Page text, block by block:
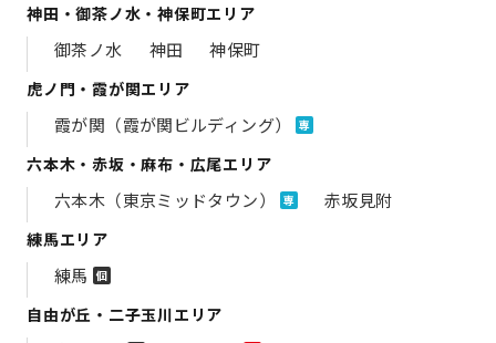
神田・御茶ノ水・神保町エリア
御茶ノ水 神田 神保町
虎ノ門・霞が関エリア
霞が関（霞が関ビルディング） 専
六本木・赤坂・麻布・広尾エリア
六本木（東京ミッドタウン） 専 赤坂見附
練馬エリア
練馬 個
自由が丘・二子玉川エリア